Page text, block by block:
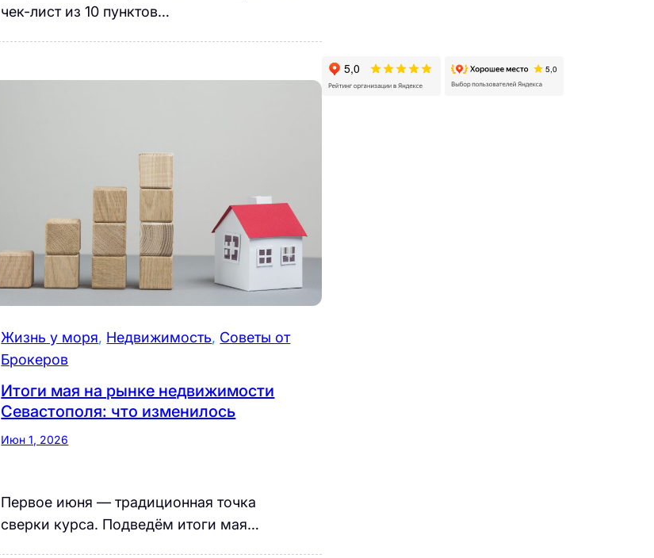
чек-лист из 10 пунктов…
Жизнь у моря, Недвижимость, Советы от
Брокеров
Итоги мая на рынке недвижимости
Севастополя: что изменилось
Июн 1, 2026
Первое июня — традиционная точка
сверки курса. Подведём итоги мая…